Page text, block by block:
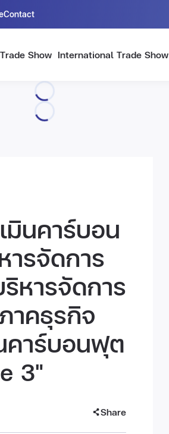
Contact
Show International Trade Show
มินคาร์บอน
รจัดการ
หารจัดการ
าคธุรกิจ
คาร์บอนฟุต
3"
Share